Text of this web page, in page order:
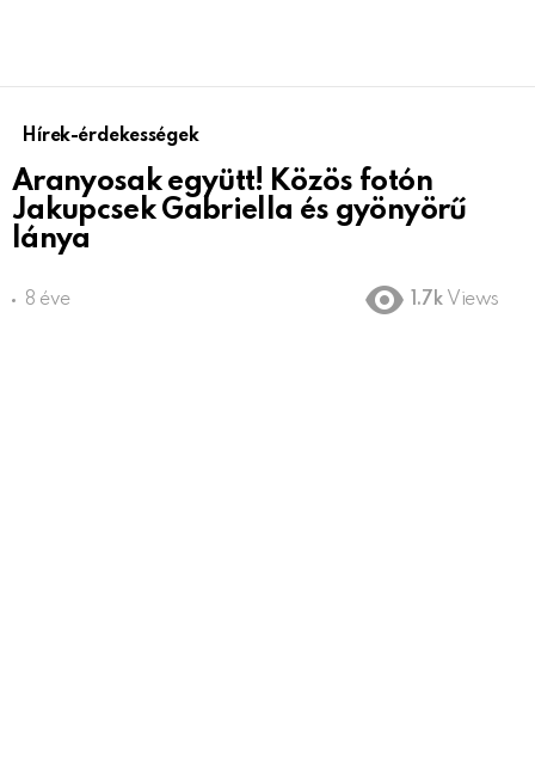
Hírek-érdekességek
Aranyosak együtt! Közös fotón
Jakupcsek Gabriella és gyönyörű
lánya
8 éve 1.7k Views